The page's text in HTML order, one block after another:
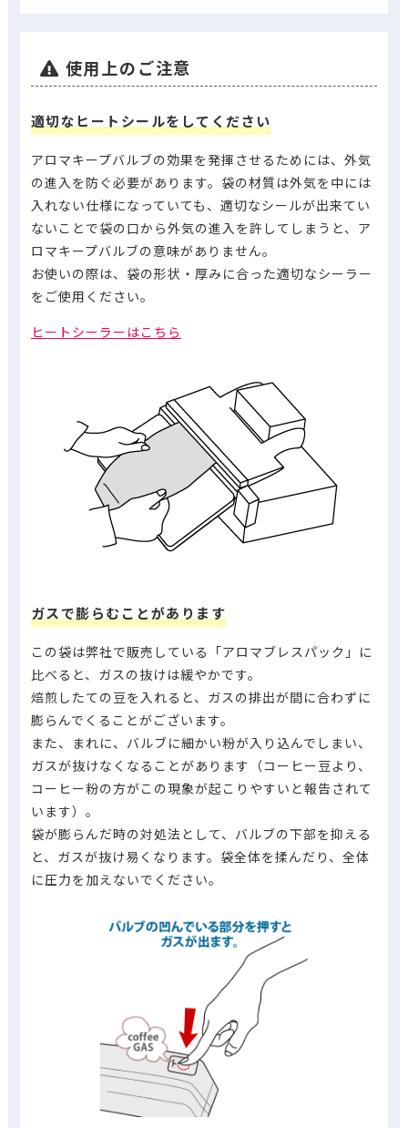
使用上のご注意
適切なヒートシールをしてください
アロマキープバルブの効果を発揮させるためには、外気
の進入を防ぐ必要があります。袋の材質は外気を中には
入れない仕様になっていても、適切なシールが出来てい
ないことで袋の口から外気の進入を許してしまうと、ア
ロマキープバルブの意味がありません。
お使いの際は、袋の形状・厚みに合った適切なシーラー
をご使用ください。
ヒートシーラーはこちら
ガスで膨らむことがあります
この袋は弊社で販売している「アロマブレスパック」に
比べると、ガスの抜けは緩やかです。
焙煎したての豆を入れると、ガスの排出が間に合わずに
膨らんでくることがございます。
また、まれに、バルブに細かい粉が入り込んでしまい、
ガスが抜けなくなることがあります（コーヒー豆より、
コーヒー粉の方がこの現象が起こりやすいと報告されて
います）。
袋が膨らんだ時の対処法として、バルブの下部を抑える
と、ガスが抜け易くなります。袋全体を揉んだり、全体
に圧力を加えないでください。